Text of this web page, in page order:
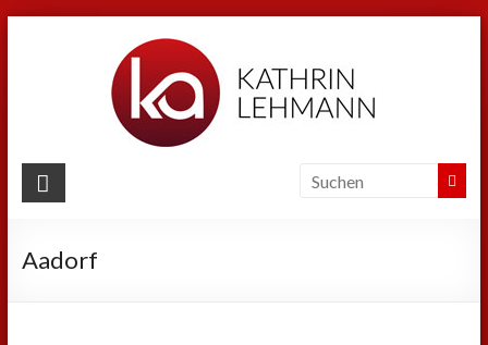
Kathrin
Sport
Aadorf